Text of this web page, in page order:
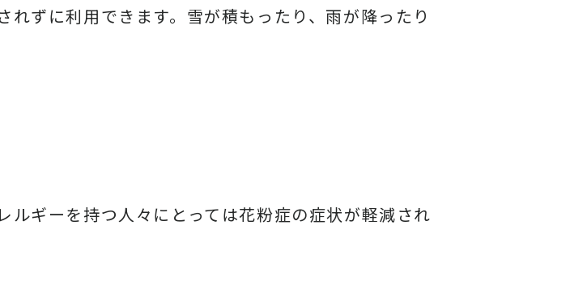
ずに利用できます。雪が積もったり、雨が降ったり
ルギーを持つ人々にとっては花粉症の症状が軽減され